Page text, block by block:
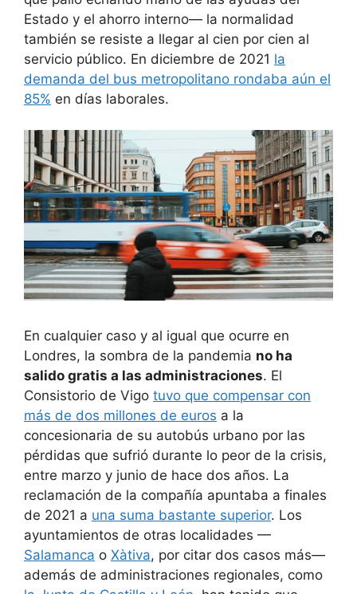
Estado y el ahorro interno— la normalidad
también se resiste a llegar al cien por cien al
servicio público. En diciembre de 2021 la
demanda del bus metropolitano rondaba aún el
85% en días laborales.
En cualquier caso y al igual que ocurre en
Londres, la sombra de la pandemia no ha
salido gratis a las administraciones. El
Consistorio de Vigo tuvo que compensar con
más de dos millones de euros a la
concesionaria de su autobús urbano por las
pérdidas que sufrió durante lo peor de la crisis,
entre marzo y junio de hace dos años. La
reclamación de la compañía apuntaba a finales
de 2021 a una suma bastante superior. Los
ayuntamientos de otras localidades —
Salamanca o Xàtiva, por citar dos casos más—
además de administraciones regionales, como